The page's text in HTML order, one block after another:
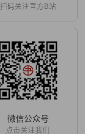
扫码关注官方B站
微信公众号
点击关注我们